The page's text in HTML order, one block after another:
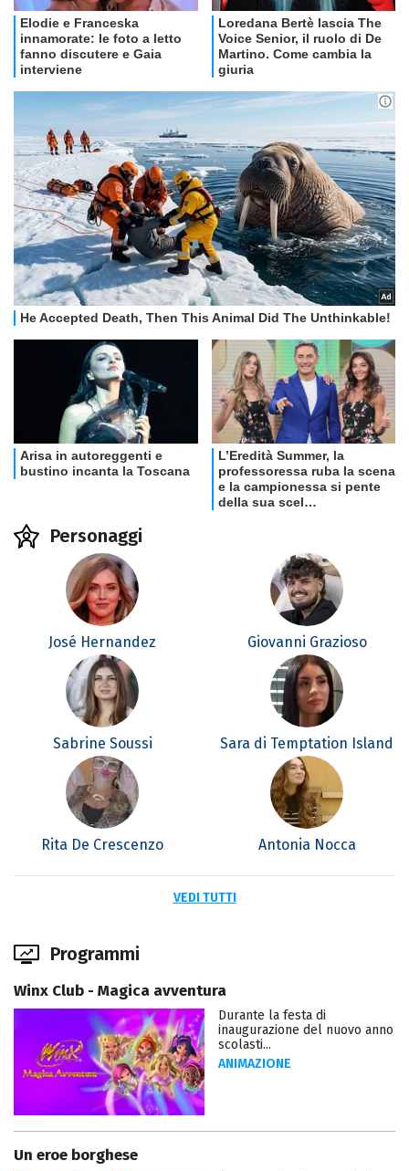
Personaggi
José Hernandez Giovanni Grazioso
Sabrine Soussi Sara di Temptation Island
Rita De Crescenzo Antonia Nocca
VEDI TUTTI
Programmi
Winx Club - Magica avventura
Durante la festa di
inaugurazione del nuovo anno
scolasti...
ANIMAZIONE
Un eroe borghese